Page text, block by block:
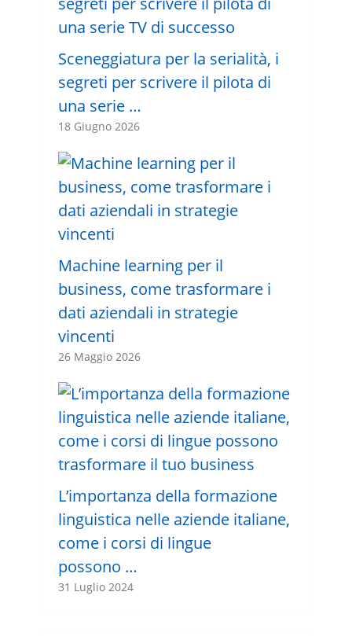
Sceneggiatura per la serialità, i
segreti per scrivere il pilota di
una serie …
18 Giugno 2026
Machine learning per il
business, come trasformare i
dati aziendali in strategie
vincenti
26 Maggio 2026
L’importanza della formazione
linguistica nelle aziende italiane,
come i corsi di lingue
possono …
31 Luglio 2024